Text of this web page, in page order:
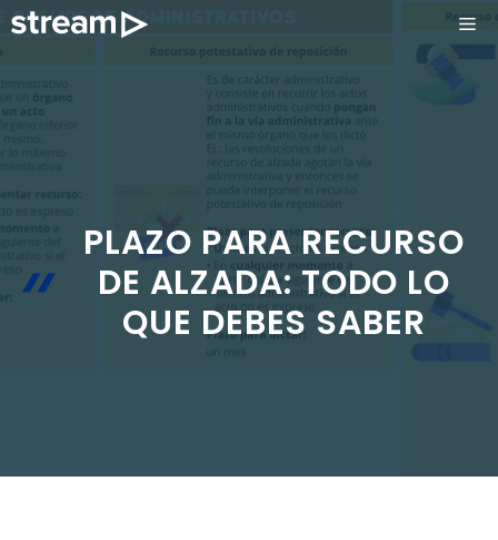
Saltar
PLAZO PARA RECURSO
DE ALZADA: TODO LO
QUE DEBES SABER